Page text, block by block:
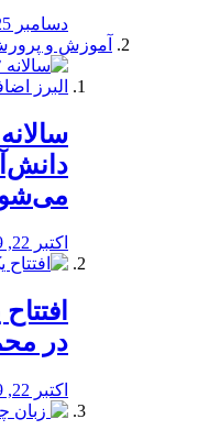
دسامبر 25, 2019
آموزش و
اکتبر 22, 2019
در
اکتبر 22, 2019